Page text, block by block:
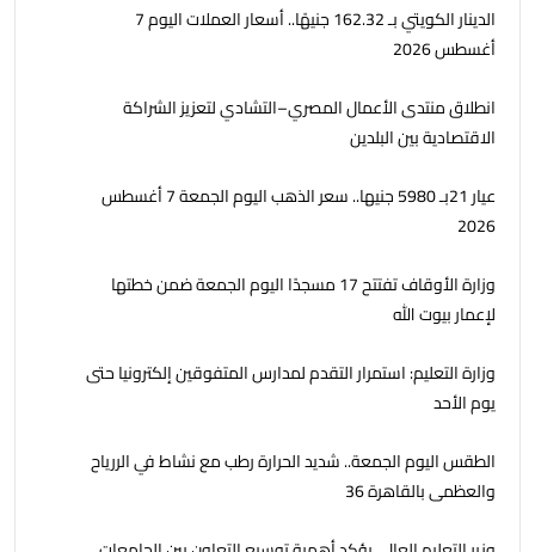
الدينار الكويتي بـ 162.32 جنيهًا.. أسعار العملات اليوم 7
أغسطس 2026
انطلاق منتدى الأعمال المصري–التشادي لتعزيز الشراكة
الاقتصادية بين البلدين
عيار 21بـ 5980 جنيها.. سعر الذهب اليوم الجمعة 7 أغسطس
2026
وزارة الأوقاف تفتتح 17 مسجدًا اليوم الجمعة ضمن خطتها
لإعمار بيوت الله
وزارة التعليم: استمرار التقدم لمدارس المتفوقين إلكترونيا حتى
يوم الأحد
الطقس اليوم الجمعة.. شديد الحرارة رطب مع نشاط في الررياح
والعظمى بالقاهرة 36